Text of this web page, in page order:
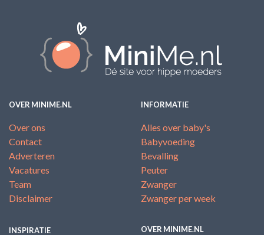
OVER MINIME.NL
Over ons
Contact
Adverteren
Vacatures
Team
Disclaimer
INFORMATIE
Alles over baby's
Babyvoeding
Bevalling
Peuter
Zwanger
Zwanger per week
INSPIRATIE OVER MINIME.NL